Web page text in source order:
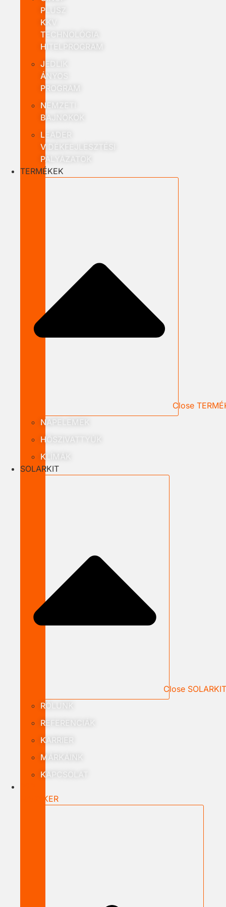
PLUSZ
KKV
TECHNOLÓGIA
HITELPROGRAM
JEDLIK
ÁNYOS
PROGRAM
NEMZETI
BAJNOKOK
LEADER
VIDÉKFEJLESZTÉSI
PÁLYÁZATOK
TERMÉKEK
Close
NAPELEMEK
HŐSZIVATTYÚK
KLÍMÁK
SOLARKIT
Close SOLARKIT
RÓLUNK
REFERENCIÁK
KARRIER
MÁRKÁINK
KAPCSOLAT
NAGYKER